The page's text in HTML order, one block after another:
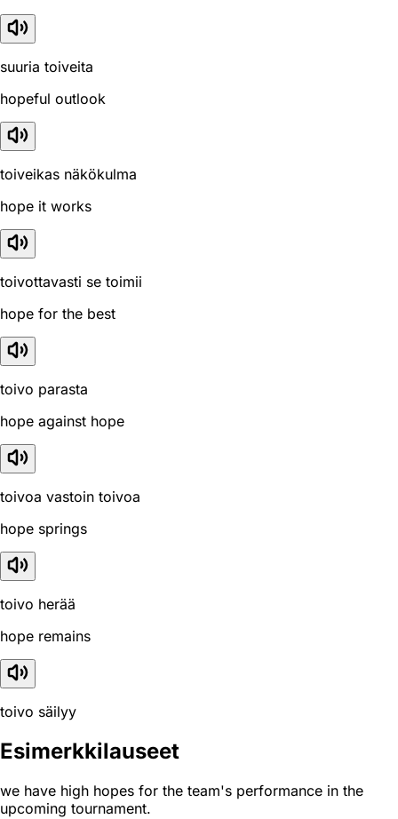
suuria toiveita
hopeful outlook
toiveikas näkökulma
hope it works
toivottavasti se toimii
hope for the best
toivo parasta
hope against hope
toivoa vastoin toivoa
hope springs
toivo herää
hope remains
toivo säilyy
Esimerkkilauseet
we have high hopes for the team's performance in the
upcoming tournament.